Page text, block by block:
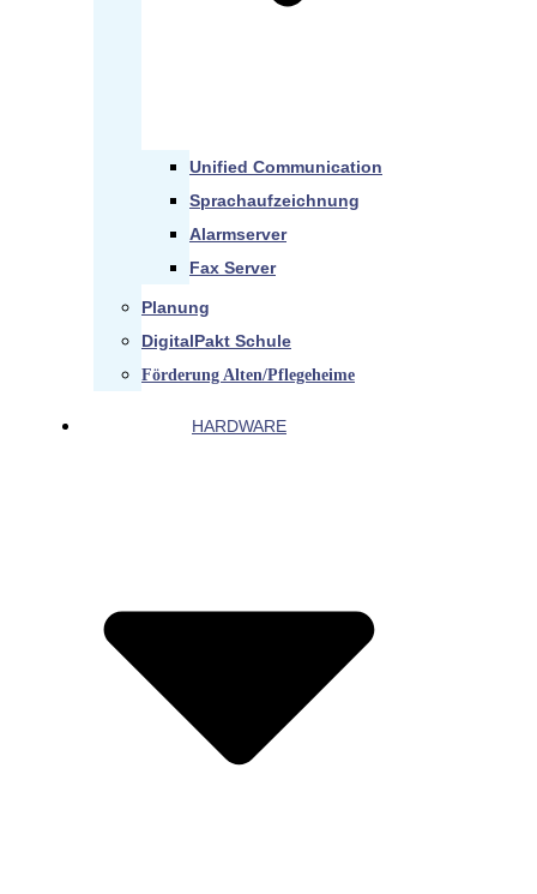
Unified Communication
Sprachaufzeichnung
Alarmserver
Fax Server
Planung
DigitalPakt Schule
Förderung Alten/Pflegeheime
HARDWARE